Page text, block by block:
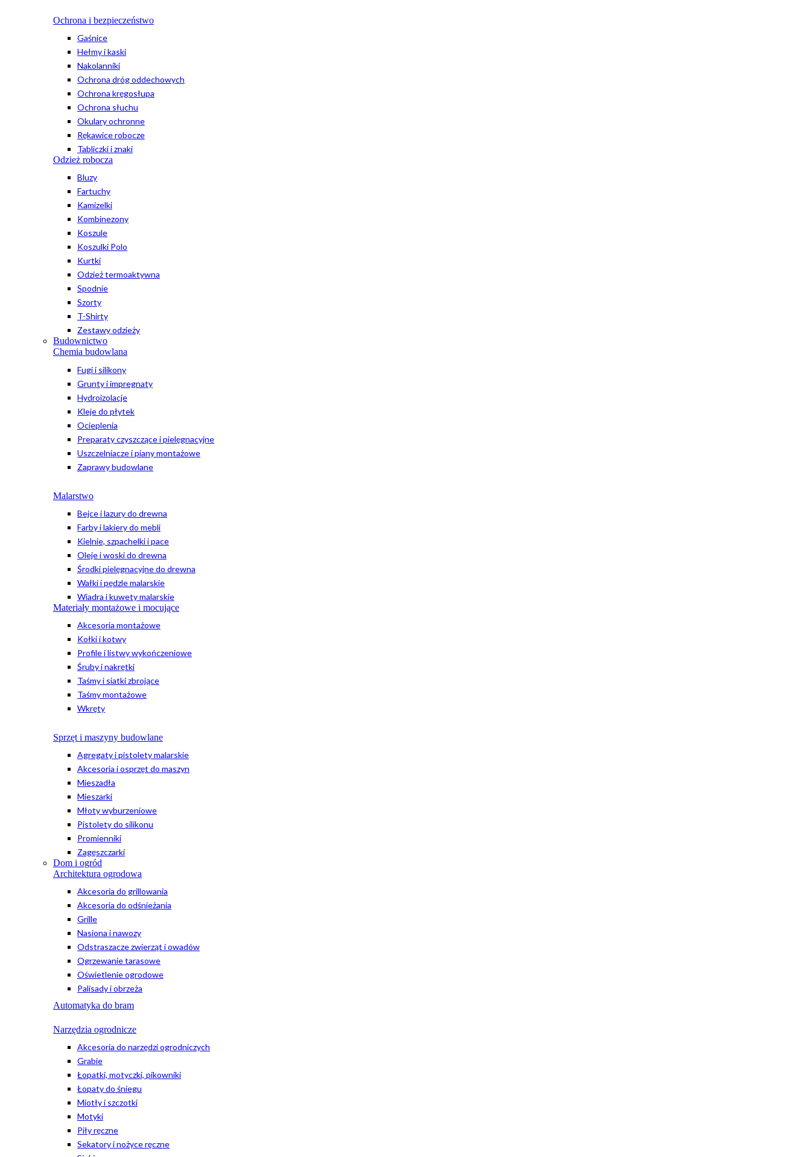
Ochrona i bezpieczeństwo
Gaśnice
Hełmy i kaski
Nakolanniki
Ochrona dróg oddechowych
Ochrona kręgosłupa
Ochrona słuchu
Okulary ochronne
Rękawice robocze
Tabliczki i znaki
Odzież robocza
Bluzy
Fartuchy
Kamizelki
Kombinezony
Koszule
Koszulki Polo
Kurtki
Odzież termoaktywna
Spodnie
Szorty
T-Shirty
Zestawy odzieży
Budownictwo
Chemia budowlana
Fugi i silikony
Grunty i impregnaty
Hydroizolacje
Kleje do płytek
Ocieplenia
Preparaty czyszczące i pielęgnacyjne
Uszczelniacze i piany montażowe
Zaprawy budowlane
Malarstwo
Bejce i lazury do drewna
Farby i lakiery do mebli
Kielnie, szpachelki i pace
Oleje i woski do drewna
Środki pielęgnacyjne do drewna
Wałki i pędzle malarskie
Wiadra i kuwety malarskie
Materiały montażowe i mocujące
Akcesoria montażowe
Kołki i kotwy
Profile i listwy wykończeniowe
Śruby i nakrętki
Taśmy i siatki zbrojące
Taśmy montażowe
Wkręty
Sprzęt i maszyny budowlane
Agregaty i pistolety malarskie
Akcesoria i osprzęt do maszyn
Mieszadła
Mieszarki
Młoty wyburzeniowe
Pistolety do silikonu
Promienniki
Zagęszczarki
Dom i ogród
Architektura ogrodowa
Akcesoria do grillowania
Akcesoria do odśnieżania
Grille
Nasiona i nawozy
Odstraszacze zwierząt i owadów
Ogrzewanie tarasowe
Oświetlenie ogrodowe
Palisady i obrzeża
Automatyka do bram
Narzędzia ogrodnicze
Akcesoria do narzędzi ogrodniczych
Grabie
Łopatki, motyczki, pikowniki
Łopaty do śniegu
Miotły i szczotki
Motyki
Piły ręczne
Sekatory i nożyce ręczne